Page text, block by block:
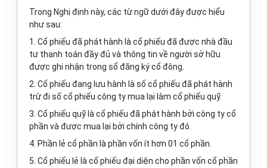
Trong Nghị định này, các từ ngữ dưới đây được hiểu
như sau:
1. Cổ phiếu đã phát hành là cổ phiếu đã được nhà đầu
tư thanh toán đầy đủ và thông tin về người sở hữu
được ghi nhận trong sổ đăng ký cổ đông.
2. Cổ phiếu đang lưu hành là số cổ phiếu đã phát hành
trừ đi số cổ phiếu công ty mua lại làm cổ phiếu quỹ.
3. Cổ phiếu quỹ là cổ phiếu đã phát hành bởi công ty cổ
phần và được mua lại bởi chính công ty đó.
4. Phần lẻ cổ phần là phần vốn ít hơn 01 cổ phần.
5. Cổ phiếu lẻ là cổ phiếu đại diện cho phần vốn cổ phần